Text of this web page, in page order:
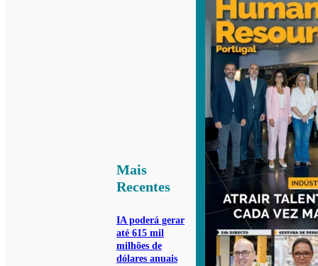
Mais
Recentes
IA poderá gerar
até 615 mil
milhões de
dólares anuais